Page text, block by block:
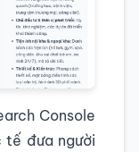
Console
tế đưa người